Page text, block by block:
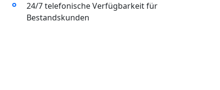
24/7 telefonische Verfügbarkeit für
Bestandskunden